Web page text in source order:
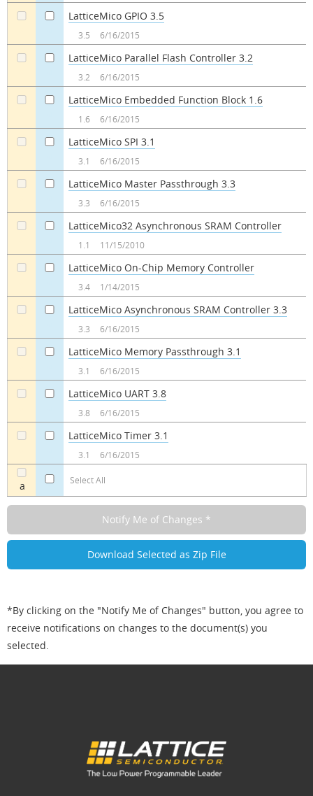
a Select All
LatticeMico GPIO 3.5
3.5 6/16/2015
LatticeMico Parallel Flash Controller 3.2
3.2 6/16/2015
LatticeMico Embedded Function Block 1.6
1.6 6/16/2015
LatticeMico SPI 3.1
3.1 6/16/2015
LatticeMico Master Passthrough 3.3
3.3 6/16/2015
LatticeMico32 Asynchronous SRAM Controller
1.1 11/15/2010
LatticeMico On-Chip Memory Controller
3.4 1/14/2015
LatticeMico Asynchronous SRAM Controller 3.3
3.3 6/16/2015
LatticeMico Memory Passthrough 3.1
3.1 6/16/2015
LatticeMico UART 3.8
3.8 6/16/2015
LatticeMico Timer 3.1
3.1 6/16/2015
*By clicking on the "Notify Me of Changes" button, you agree to
receive notifications on changes to the document(s) you
selected.